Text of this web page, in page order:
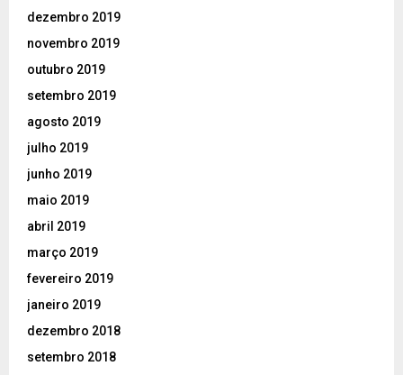
dezembro 2019
novembro 2019
outubro 2019
setembro 2019
agosto 2019
julho 2019
junho 2019
maio 2019
abril 2019
março 2019
fevereiro 2019
janeiro 2019
dezembro 2018
setembro 2018